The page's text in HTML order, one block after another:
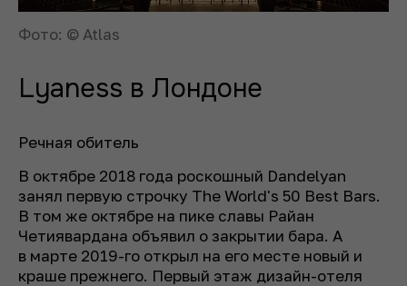
Фото: © Atlas
Lyaness в Лондоне
Речная обитель
В октябре 2018 года роскошный Dandelyan
занял первую строчку The World's 50 Best Bars.
В том же октябре на пике славы Райан
Четиявардана объявил о закрытии бара. А
в марте 2019-го открыл на его месте новый и
краше прежнего. Первый этаж дизайн-отеля